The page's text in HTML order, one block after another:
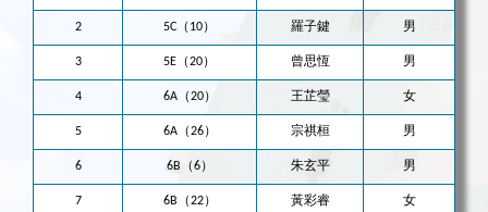
2 5C（10） 羅子鍵 男
3 5E（20） 曾思恆 男
4 6A（20） 王芷瑩 女
5 6A（26） 宗祺桓 男
6 6B（6） 朱玄平 男
7 6B（22） 黃彩睿 女